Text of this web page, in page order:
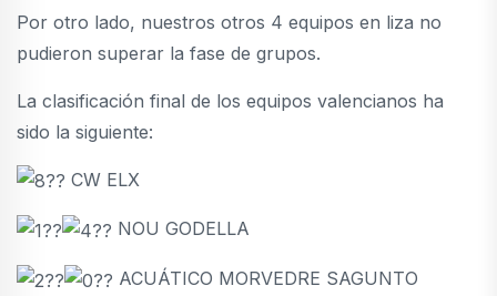
Por otro lado, nuestros otros 4 equipos en liza no
pudieron superar la fase de grupos.
La clasificación final de los equipos valencianos ha
sido la siguiente:
CW ELX
NOU GODELLA
ACUÁTICO MORVEDRE SAGUNTO